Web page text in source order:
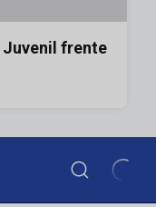
Juvenil frente